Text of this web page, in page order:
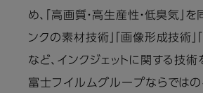
め、「高画質・高生産性・低臭気」を
ンクの素材技術」「画像形成技術」
など、インクジェットに関する技
富士フイルムグループならではの